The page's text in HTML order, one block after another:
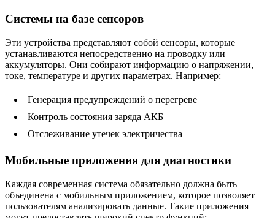
Системы на базе сенсоров
Эти устройства представляют собой сенсоры, которые
устанавливаются непосредственно на проводку или
аккумуляторы. Они собирают информацию о напряжении,
токе, температуре и других параметрах. Например:
Генерация предупреждений о перегреве
Контроль состояния заряда АКБ
Отслеживание утечек электричества
Мобильные приложения для диагностики
Каждая современная система обязательно должна быть
объединена с мобильным приложением, которое позволяет
пользователям анализировать данные. Такие приложения